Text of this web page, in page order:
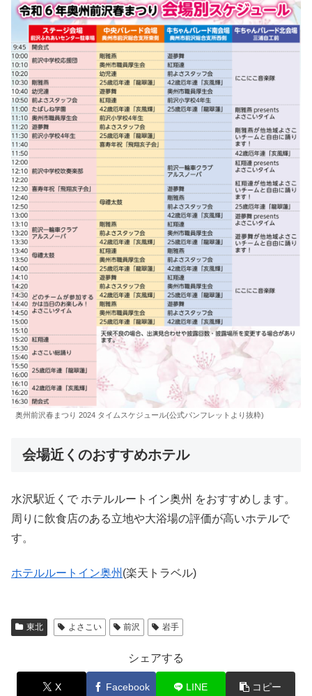
奥州前沢春まつり 2024 タイムスケジュール(公式パンフレットより抜粋)
会場近くのおすすめホテル
水沢駅近くで ホテルルートイン奥州 をおすすめします。
周りに飲食店のある立地や大浴場の評価が高いホテルで
す。
ホテルルートイン奥州 (楽天トラベル)
東北 よさこい 前沢 岩手
シェアする
X Facebook LINE コピー